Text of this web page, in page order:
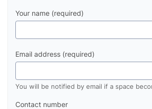
Your name (required)
Email address (required)
You will be notified by email if a space
Contact number